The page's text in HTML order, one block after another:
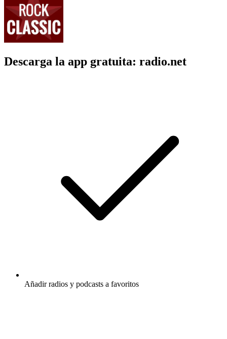
Descarga la app gratuita: radio.net
Añadir radios y podcasts a favoritos